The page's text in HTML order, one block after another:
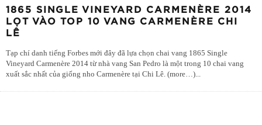
1865 SINGLE VINEYARD CARMENÈRE 2014
LỌT VÀO TOP 10 VANG CARMENÈRE CHI
LÊ
Tạp chí danh tiếng Forbes mới đây đã lựa chọn chai vang 1865 Single
Vineyard Carmenère 2014 từ nhà vang San Pedro là một trong 10 chai vang
xuất sắc nhất của giống nho Carmenère tại Chi Lê. (more…)...